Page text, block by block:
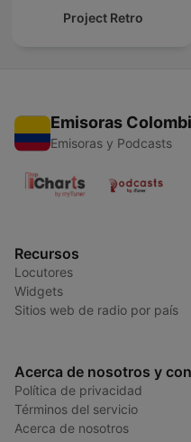
Project Retro
Emisoras
Emisoras y Podcasts
Recursos
Locutores
Widgets
Sitios web de radio por país
Acerca de nosotros y
Política de privacidad
Términos del servicio
Acerca de nosotros